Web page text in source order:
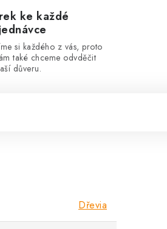
ke každé
si každého z vás, proto
také chceme odvděčit
důveru.
Dřevia